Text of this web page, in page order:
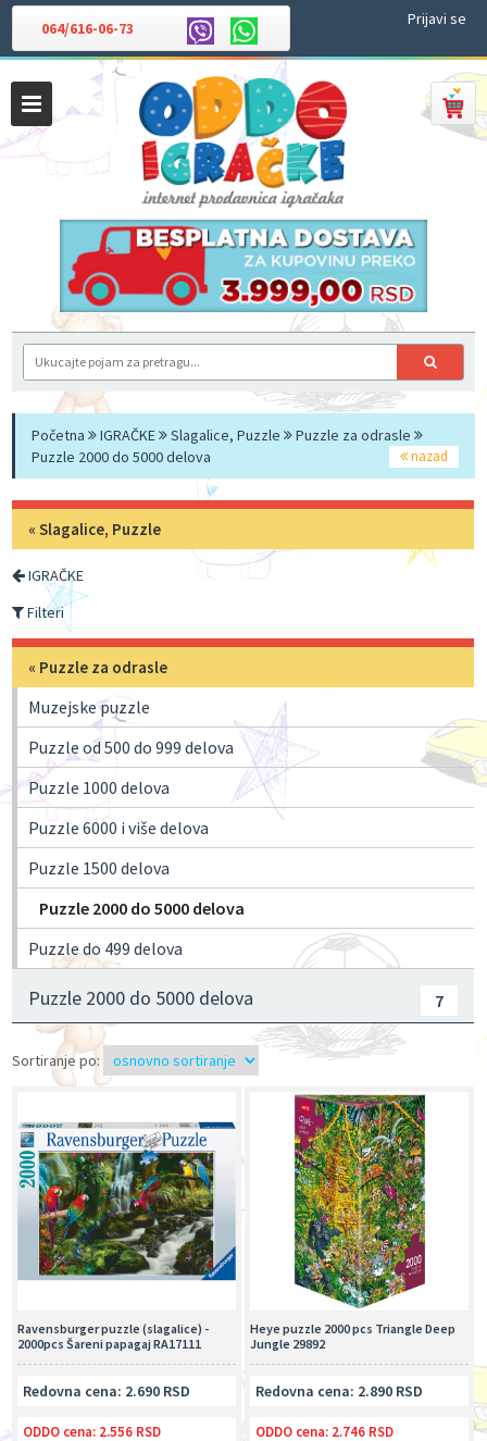
064/616-06-73 Prijavi se
Početna IGRAČKE Slagalice, Puzzle
Puzzle za odrasle
Puzzle 2000 do 5000 delova
nazad
«Slagalice, Puzzle
IGRAČKE
Filteri
« Puzzle za odrasle
Muzejske puzzle
Puzzle od 500 do 999 delova
Puzzle 1000 delova
Puzzle 6000 i više delova
Puzzle 1500 delova
Puzzle 2000 do 5000 delova
Puzzle do 499 delova
Puzzle 2000 do 5000 delova 7
Sortiranje po:
Heye puzzle 2000 pcs Triangle Deep
Jungle 29892
Redovna cena: 2.890 RSD
ODDO cena: 2.746 RSD
Ravensburger puzzle (slagalice) -
2000pcs Šareni papagaj RA17111
Redovna cena: 2.690 RSD
ODDO cena: 2.556 RSD